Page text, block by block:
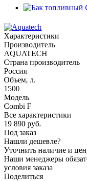
Характеристики
Производитель
AQUATECH
Страна производитель
Россия
Объем, л.
1500
Модель
Combi F
Все характеристики
19 890 руб.
Под заказ
Нашли дешевле?
Уточнить наличие и
Наши менеджеры
условия заказа
Поделиться